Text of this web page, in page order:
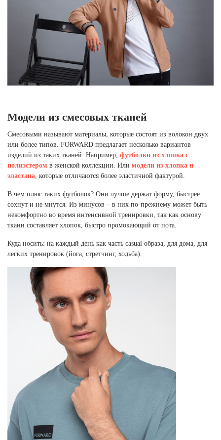
Модели из смесовых тканей
Смесовыми называют материалы, которые состоят из волокон двух
или более типов. FORWARD предлагает несколько вариантов
изделий из таких тканей. Например, футболки из хлопка с
полиэстером в женской коллекции. Или модели из хлопка и
эластана, которые отличаются более эластичной фактурой.
В чем плюс таких футболок? Они лучше держат форму, быстрее
сохнут и не мнутся. Из минусов – в них по-прежнему может быть
некомфортно во время интенсивной тренировки, так как основу
ткани составляет хлопок, быстро промокающий от пота.
Куда носить: на каждый день как часть casual образа, для дома, для
легких тренировок (йога, стретчинг, ходьба).